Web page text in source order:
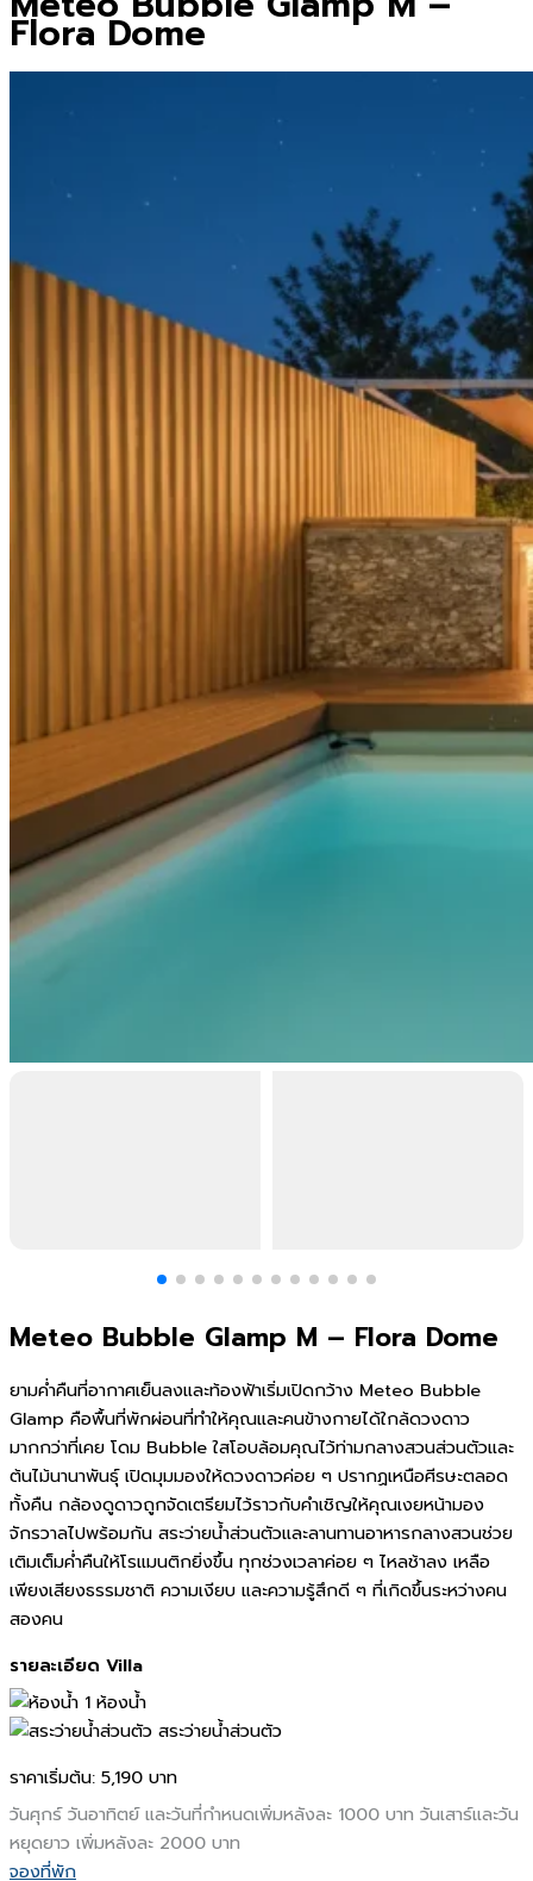
Flora Dome
Meteo Bubble Glamp M – Flora Dome
ยามค่ำคืนที่อากาศเย็นลงและท้องฟ้าเริ่มเปิดกว้าง Meteo Bubble
Glamp คือพื้นที่พักผ่อนที่ทำให้คุณและคนข้างกายได้ใกล้ดวงดาว
มากกว่าที่เคย โดม Bubble ใสโอบล้อมคุณไว้ท่ามกลางสวนส่วนตัวและ
ต้นไม้นานาพันธุ์ เปิดมุมมองให้ดวงดาวค่อย ๆ ปรากฏเหนือศีรษะตลอด
ทั้งคืน กล้องดูดาวถูกจัดเตรียมไว้ราวกับคำเชิญให้คุณเงยหน้ามอง
จักรวาลไปพร้อมกัน สระว่ายน้ำส่วนตัวและลานทานอาหารกลางสวนช่วย
เติมเต็มค่ำคืนให้โรแมนติกยิ่งขึ้น ทุกช่วงเวลาค่อย ๆ ไหลช้าลง เหลือ
เพียงเสียงธรรมชาติ ความเงียบ และความรู้สึกดี ๆ ที่เกิดขึ้นระหว่างคน
สองคน
รายละเอียด Villa
1 ห้องน้ำ
สระว่ายน้ำส่วนตัว
ราคาเริ่มต้น: 5,190 บาท
วันศุกร์ วันอาทิตย์ และวันที่กำหนดเพิ่มหลังละ 1000 บาท วันเสาร์และวัน
หยุดยาว เพิ่มหลังละ 2000 บาท
จองที่พัก